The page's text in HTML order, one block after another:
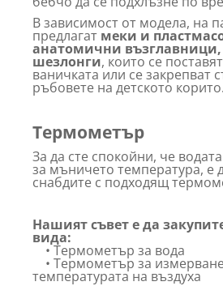
В зависимост от модела, на
предлагат меки и
анатомични
шезлонги, които се
ваничката или се закрепват
ръбовете на детското корито.
Термометър
За да сте спокойни, че
за мъничето температура, е
снабдите с подходящ
Нашият съвет е да
вида:
• Термометър за вода
• Термометър за
температурата на въздуха